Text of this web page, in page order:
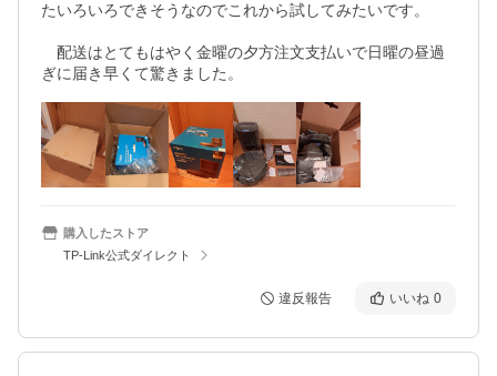
たいろいろできそうなのでこれから試してみたいです。
配送はとてもはやく金曜の夕方注文支払いで日曜の昼過
ぎに届き早くて驚きました。
購入したストア
TP-Link公式ダイレクト
違反報告 いいね 0